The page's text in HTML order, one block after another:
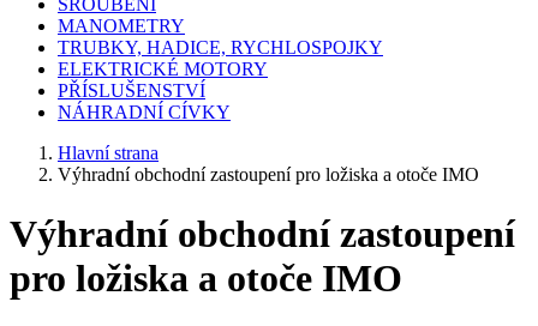
ŠROUBENÍ
MANOMETRY
TRUBKY, HADICE, RYCHLOSPOJKY
ELEKTRICKÉ MOTORY
PŘÍSLUŠENSTVÍ
NÁHRADNÍ CÍVKY
Hlavní strana
Výhradní obchodní zastoupení pro ložiska a otoče IMO
Výhradní obchodní zastoupení
pro ložiska a otoče IMO